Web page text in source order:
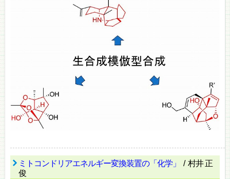
ミトコンドリアエネルギー変換装置の「化学」
/ 村井 正
俊